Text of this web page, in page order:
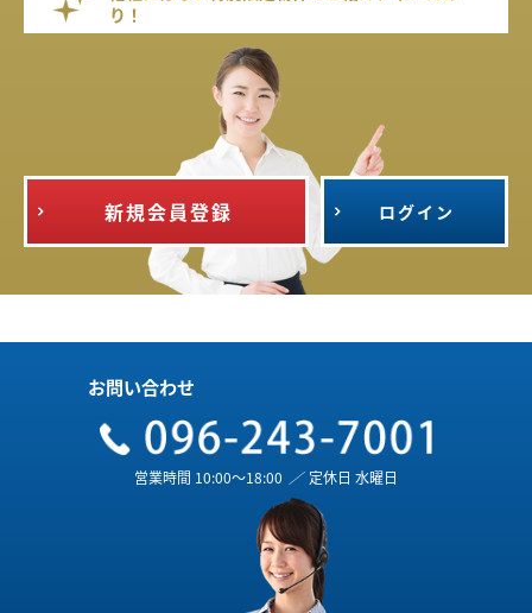
り！
新規会員登録 ログイン
お問い合わせ
営業時間 10:00～18:00 ／ 定休日 水曜日